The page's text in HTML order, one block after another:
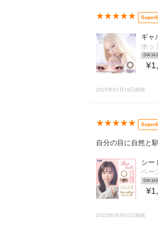
★★★★★
ギャ
ホッ
DIA
2025年07月19日投稿
★★★★★
自分の目に自然と
シー
ベー
DIA
2022年09月01日投稿